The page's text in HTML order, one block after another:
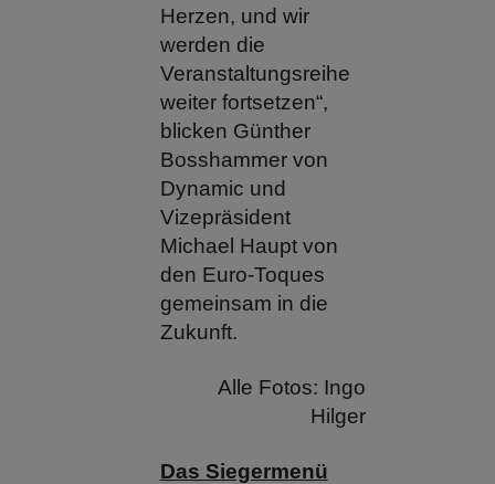
Herzen, und wir
werden die
Veranstaltungsreihe
weiter fortsetzen“,
blicken Günther
Bosshammer von
Dynamic und
Vizepräsident
Michael Haupt von
den Euro-Toques
gemeinsam in die
Zukunft.
Alle Fotos: Ingo
Hilger
Das Siegermenü